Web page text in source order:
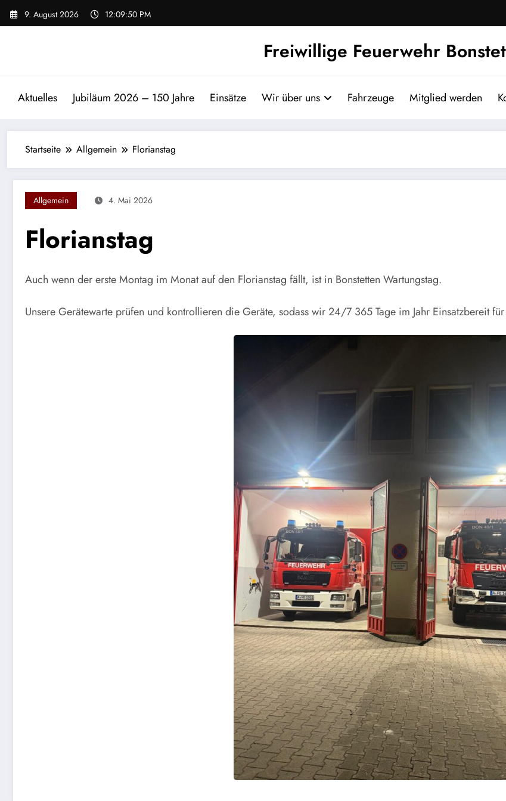
Zum
Inhalt
9. August 2026 12:09:50 PM
Freiwillige Feuerwehr
Aktuelles Jubiläum 2026 – 150 Jahre Einsätze Wir über uns Fahrzeuge Mitglied werden
Startseite Allgemein Florianstag
Allgemein 4. Mai 2026
Florianstag
Auch wenn der erste Montag im Monat auf den Florianstag fällt, ist in Bonstetten Wartungstag.
Unsere Gerätewarte prüfen und kontrollieren die Geräte, sodass wir 24/7 365 Tage im Jahr Einsatzbereit